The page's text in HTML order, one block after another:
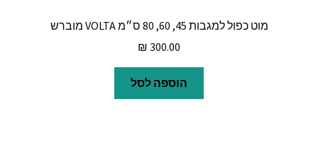
מוט כפול למגבות 45, 60, 80 ס״מ VOLTA מוברש
₪ 300.00
הוספה לסל